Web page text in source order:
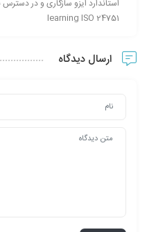
learning ISO 24751
ارسال دیدگاه